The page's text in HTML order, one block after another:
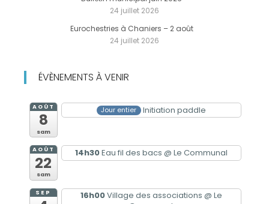
24 juillet 2026
Eurochestries à Chaniers – 2 août
24 juillet 2026
ÉVÈNEMENTS À VENIR
AOÛT
8
sam
Jour entier Initiation paddle
AOÛT
22
sam
14h30Eau fil des bacs @ Le Communal
SEP 16h00Village des associations @ Le